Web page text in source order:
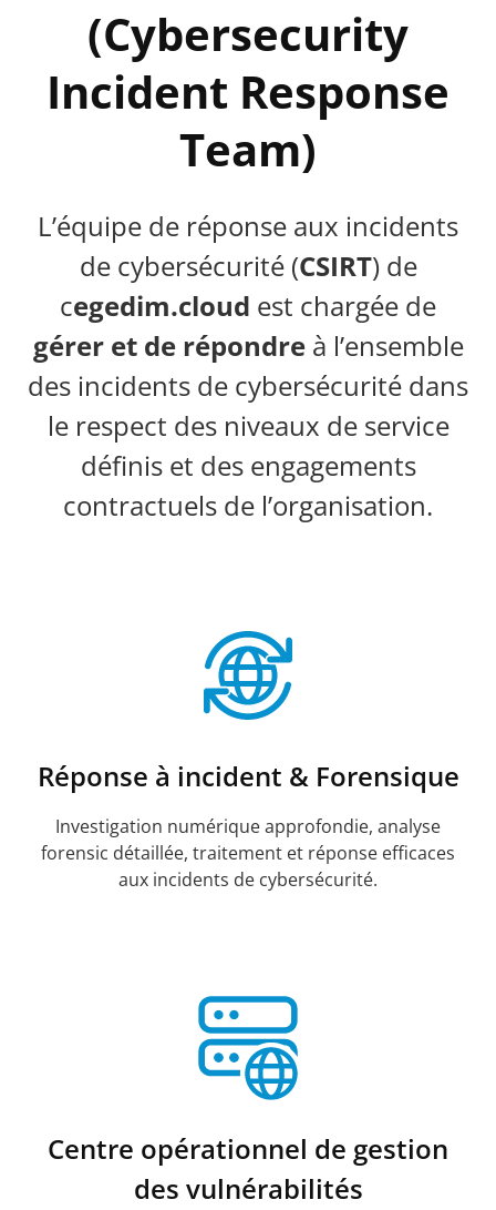
(Cybersecurity
Incident Response
Team)
L’équipe de réponse aux incidents
de cybersécurité (CSIRT) de
cegedim.cloud est chargée de
gérer et de répondreà l’ensemble
des incidents de cybersécurité dans
le respect des niveaux de service
définis et des engagements
contractuels de l’organisation.
Réponse à incident & Forensique
Investigation numérique approfondie, analyse
forensic détaillée, traitement et réponse efficaces
aux incidents de cybersécurité.
Centre opérationnel de gestion
des vulnérabilités